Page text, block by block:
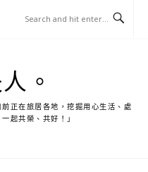
。
正在旅居各地，挖掘用心生活、處
起共榮、共好！」